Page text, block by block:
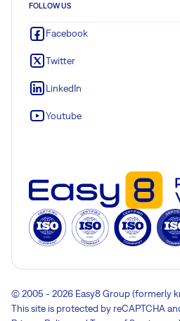
FOLLOW US
Facebook
Twitter
LinkedIn
Youtube
© 2005 - 2026 Easy8 Group (formerly
This site is protected by reCAPTCHA